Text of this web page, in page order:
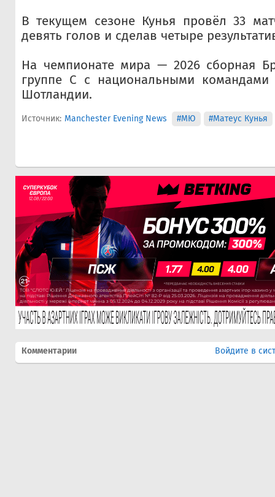
В текущем сезоне Кунья провёл 33
девять голов и сделав четыре
На чемпионате мира — 2026 сборная
группе C с национальными
Шотландии.
Источник: Manchester Evening News #МЮ #Матеус Кунья
Комментарии Войдите в